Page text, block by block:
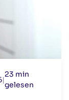
|
23 min
gelesen